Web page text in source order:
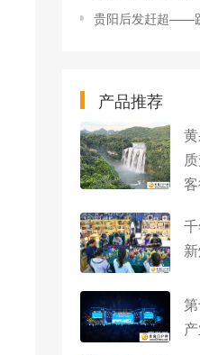
贵阳后发赶超——践行习近平新时
产品推荐